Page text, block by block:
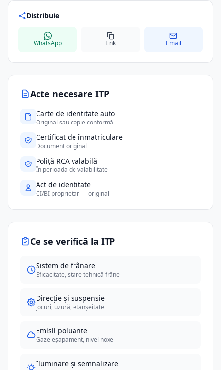
Acte necesare ITP
Carte de identitate auto
Original sau copie conformă
Certificat de înmatriculare
Document original
Poliță RCA valabilă
În perioada de valabilitate
Act de identitate
CI/BI proprietar — original
Ce se verifică la ITP
Sistem de frânare
Eficacitate, stare tehnică frâne
Direcție și suspensie
Jocuri, uzură, etanșeitate
Emisii poluante
Gaze eșapament, nivel noxe
Iluminare și semnalizare
Distribuie
WhatsApp Link Email